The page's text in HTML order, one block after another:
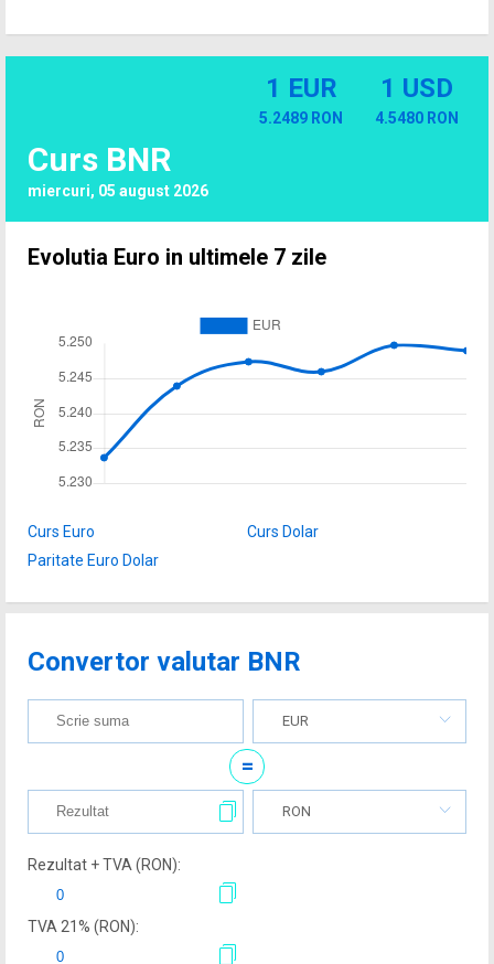
Curs BNR
miercuri, 05 august 2026
1 EUR
5.2489 RON
1 USD
4.5480 RON
Evolutia Euro in ultimele 7 zile
Curs Euro
Curs Dolar
Paritate Euro Dolar
Convertor valutar BNR
EUR
=
RON
Rezultat + TVA (RON):
TVA 21% (RON):